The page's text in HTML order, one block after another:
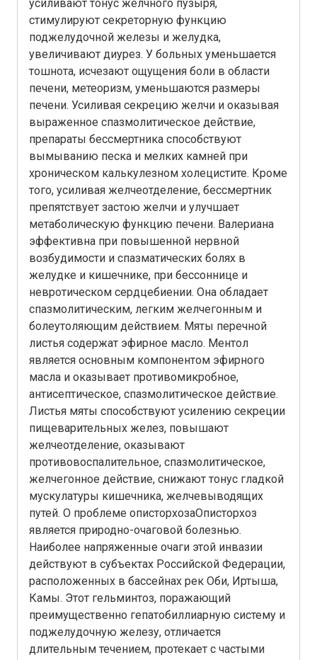
усиливают тонус желчного пузыря,
стимулируют секреторную функцию
поджелудочной железы и желудка,
увеличивают диурез. У больных уменьшается
тошнота, исчезают ощущения боли в области
печени, метеоризм, уменьшаются размеры
печени. Усиливая секрецию желчи и оказывая
выраженное спазмолитическое действие,
препараты бессмертника способствуют
вымыванию песка и мелких камней при
хроническом калькулезном холецистите. Кроме
того, усиливая желчеотделение, бессмертник
препятствует застою желчи и улучшает
метаболическую функцию печени. Валериана
эффективна при повышенной нервной
возбудимости и спазматических болях в
желудке и кишечнике, при бессоннице и
невротическом сердцебиении. Она обладает
спазмолитическим, легким желчегонным и
болеутоляющим действием. Мяты перечной
листья содержат эфирное масло. Ментол
является основным компонентом эфирного
масла и оказывает противомикробное,
антисептическое, спазмолитическое действие.
Листья мяты способствуют усилению секреции
пищеварительных желез, повышают
желчеотделение, оказывают
противовоспалительное, спазмолитическое,
желчегонное действие, снижают тонус гладкой
мускулатуры кишечника, желчевыводящих
путей. О проблеме описторхозаОписторхоз
является природно-очаговой болезнью.
Наиболее напряженные очаги этой инвазии
действуют в субъектах Российской Федерации,
расположенных в бассейнах рек Оби, Иртыша,
Камы. Этот гельминтоз, поражающий
преимущественно гепатобиллиарную систему и
поджелудочную железу, отличается
длительным течением, протекает с частыми